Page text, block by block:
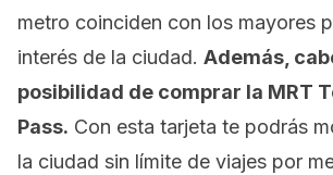
metro coinciden con los mayores
interés de la ciudad. Además,
posibilidad de comprar la MRT
Pass. Con esta tarjeta te podrás
la ciudad sin límite de viajes por